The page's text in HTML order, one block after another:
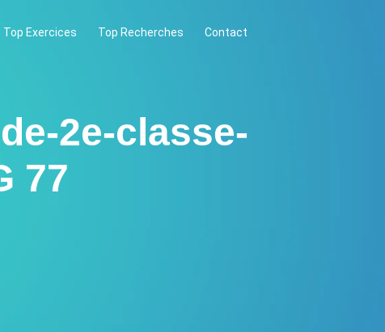
Top Exercices Top Recherches Contact
2e-classe-
77